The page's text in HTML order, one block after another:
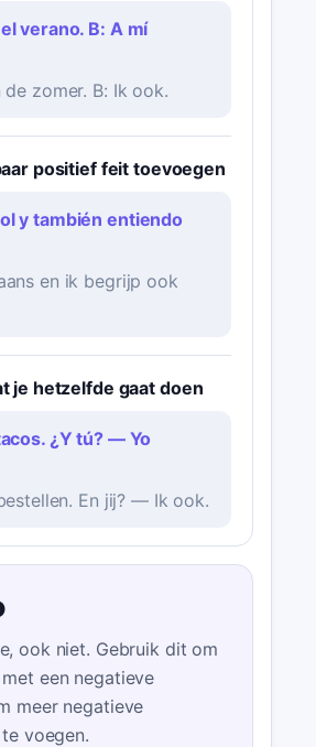
verano. B: A mí
de zomer. B: Ik ook.
positief feit toevoegen
y también entiendo
en ik begrijp ook
je hetzelfde gaat doen
¿Y tú? — Yo
En jij? — Ik ook.
ook niet. Gebruik dit om
een negatieve
meer negatieve
voegen.